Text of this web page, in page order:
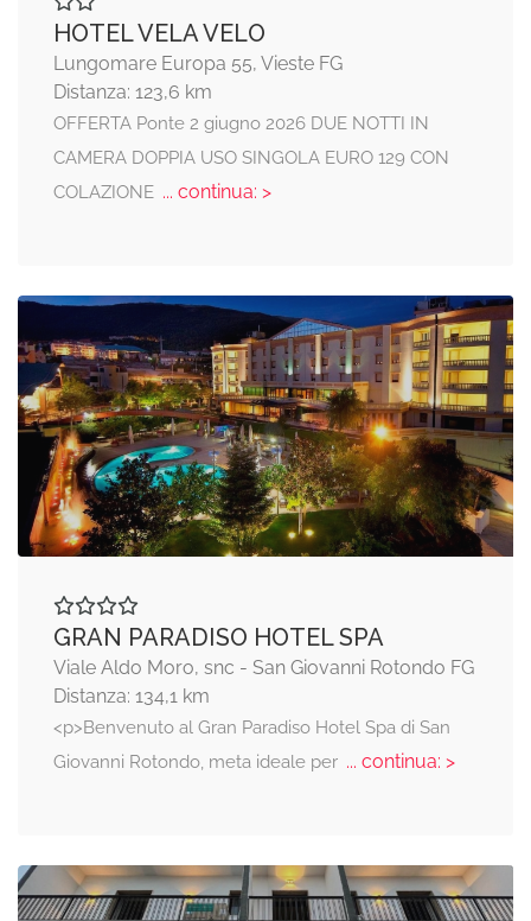
HOTEL VELA VELO
Lungomare Europa 55, Vieste FG
Distanza: 123,6 km
OFFERTA Ponte 2 giugno 2026 DUE NOTTI IN
CAMERA DOPPIA USO SINGOLA EURO 129 CON
COLAZIONE... continua: >
GRAN PARADISO HOTEL SPA
Viale Aldo Moro, snc - San Giovanni Rotondo FG
Distanza: 134,1 km
<p>Benvenuto al Gran Paradiso Hotel Spa di San
Giovanni Rotondo, meta ideale per... continua: >